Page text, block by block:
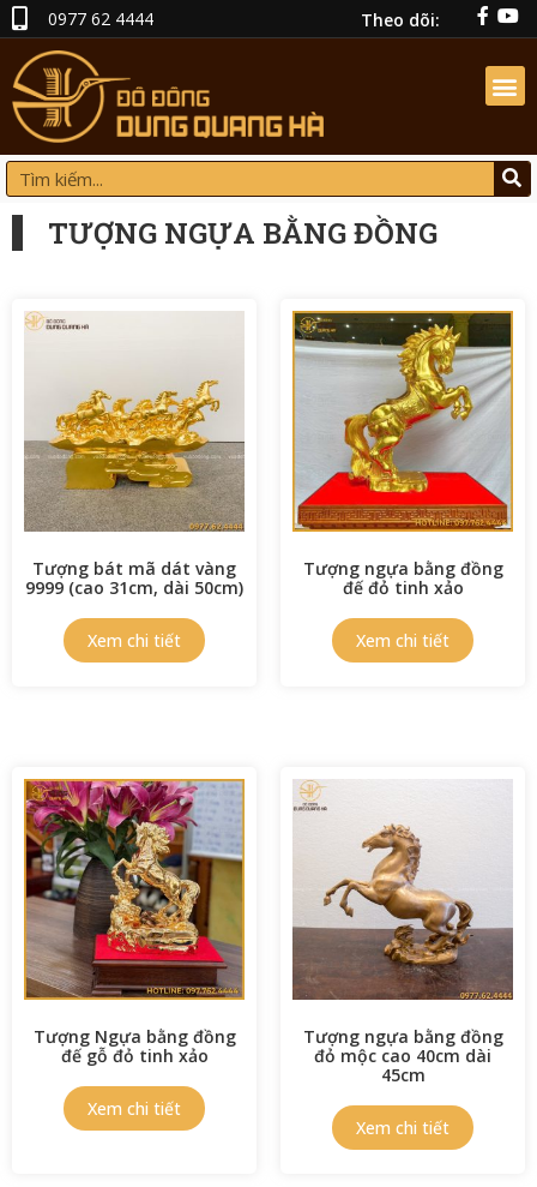
0977 62 4444 Theo dõi:
TƯỢNG NGỰA BẰNG ĐỒNG
Tượng bát mã dát vàng
9999 (cao 31cm, dài 50cm)
Tượng ngựa bằng đồng
đế đỏ tinh xảo
Tượng Ngựa bằng đồng
đế gỗ đỏ tinh xảo
Tượng ngựa bằng đồng
đỏ mộc cao 40cm dài
45cm